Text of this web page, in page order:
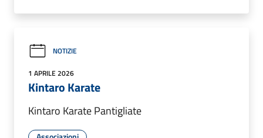
NOTIZIE
1 APRILE 2026
Kintaro Karate
Kintaro Karate Pantigliate